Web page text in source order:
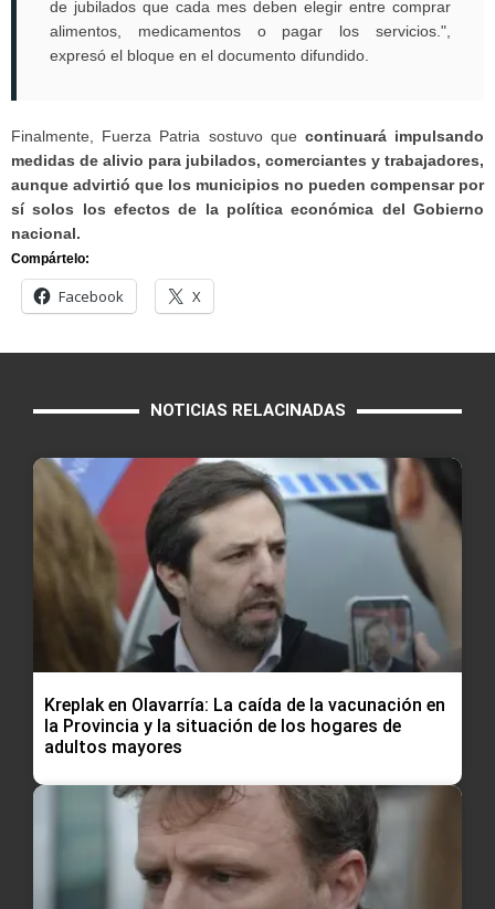
de jubilados que cada mes deben elegir entre comprar
alimentos, medicamentos o pagar los servicios.",
expresó el bloque en el documento difundido.
Finalmente, Fuerza Patria sostuvo que continuará impulsando
medidas de alivio para jubilados, comerciantes y trabajadores,
aunque advirtió que los municipios no pueden compensar por
sí solos los efectos de la política económica del Gobierno
nacional.
Compártelo:
Facebook X
NOTICIAS RELACINADAS
Kreplak en Olavarría: La caída de la vacunación en
la Provincia y la situación de los hogares de
adultos mayores